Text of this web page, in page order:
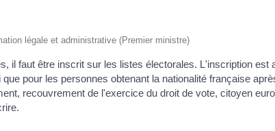
légale et administrative (Premier ministre)
il faut être inscrit sur les listes électorales. L'inscription est
pour les personnes obtenant la nationalité française
recouvrement de l'exercice du droit de vote, citoyen